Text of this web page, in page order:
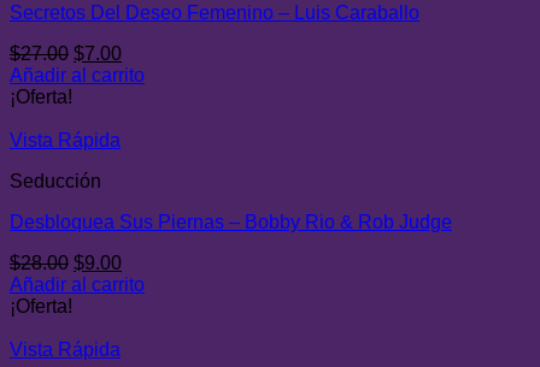
Secretos Del Deseo Femenino – Luis Caraballo
$27.00 El
precio
$27.00.
$7.00El
precio
Añadir al carrito
¡Oferta!
Vista Rápida
Seducción
Desbloquea Sus Piernas – Bobby Rio & Rob Judge
$28.00 El
precio
$28.00.
$9.00El
precio
Añadir al carrito
¡Oferta!
Vista Rápida